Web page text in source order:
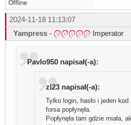
Offline
2024-11-18 11:13:07
Yampress - Imperator
Pavlo950 napisał(-a):
zl23 napisał(-a):
Tylko login, hasło i jeden
forsa popłynęła.
Popłynęła tam gdzie miała,